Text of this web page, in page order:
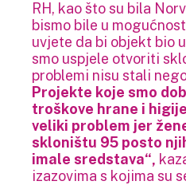
RH, kao što su bila
bismo bile u
uvjete da bi objekt bio
smo uspjele otvoriti
problemi nisu stali
Projekte koje smo
troškove hrane i
veliki problem jer
skloništu 95 posto
imale sredstava“,
izazovima s kojima su